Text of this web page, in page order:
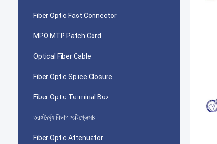
Fiber Optic Fast Connector
MPO MTP Patch Cord
Optical Fiber Cable
Fiber Optic Splice Closure
Fiber Optic Terminal Box
তরঙ্গদৈর্ঘ্য বিভাগ মাল্টিপ্লেক্সার
Fiber Optic Attenuator